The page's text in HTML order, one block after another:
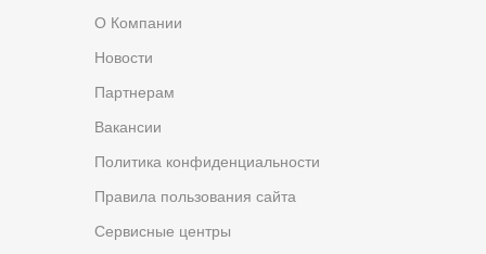
О Компании
Новости
Партнерам
Вакансии
Политика конфиденциальности
Правила пользования сайта
Сервисные центры